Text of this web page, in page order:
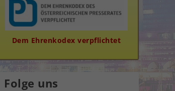
Dem Ehrenkodex verpflichtet
Folge uns